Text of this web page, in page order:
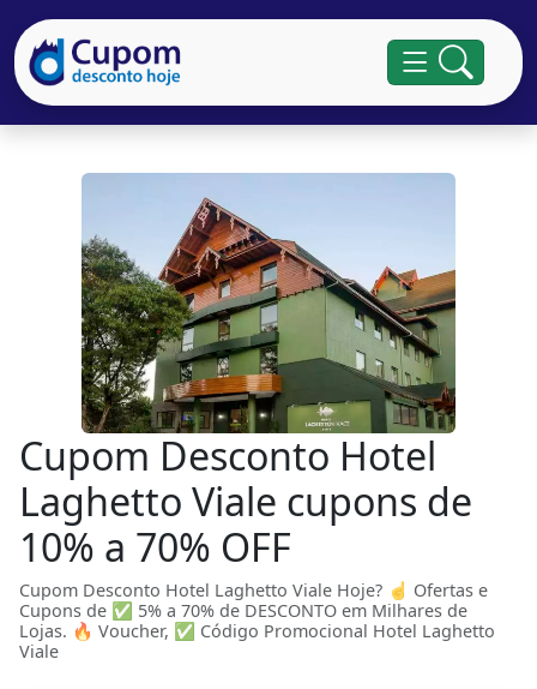
Cupom Desconto Hotel
Laghetto Viale cupons de
10% a 70% OFF
Cupom Desconto Hotel Laghetto Viale Hoje? ☝ Ofertas e
Cupons de ✅ 5% a 70% de DESCONTO em Milhares de
Lojas. 🔥 Voucher, ✅ Código Promocional Hotel Laghetto
Viale